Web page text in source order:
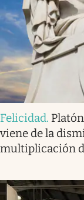
Felicidad.
viene de la
multiplicación